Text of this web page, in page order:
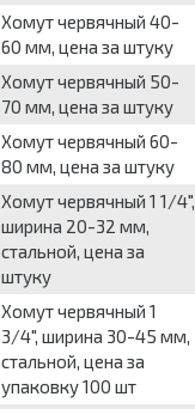
Хомут червячный 40-
60 мм, цена за штуку
Хомут червячный 50-
70 мм, цена за штуку
Хомут червячный 60-
80 мм, цена за штуку
Хомут червячный 1 1/4",
ширина 20-32 мм,
стальной, цена за
штуку
Хомут червячный 1
3/4", ширина 30-45 мм,
стальной, цена за
упаковку 100 шт